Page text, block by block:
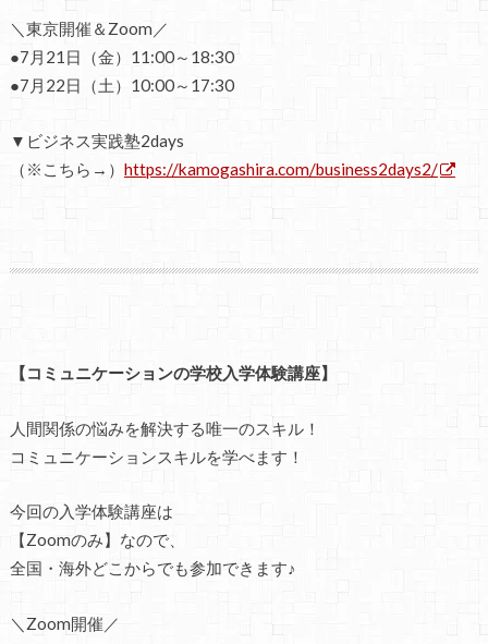
＼東京開催＆Zoom／
●7月21日（金）11:00～18:30
●7月22日（土）10:00～17:30
▼ビジネス実践塾2days
（※こちら→） https://kamogashira.com/business2days2/
【コミュニケーションの学校入学体験講座】
人間関係の悩みを解決する唯一のスキル！
コミュニケーションスキルを学べます！
今回の入学体験講座は
【Zoomのみ】なので、
全国・海外どこからでも参加できます♪
＼Zoom開催／